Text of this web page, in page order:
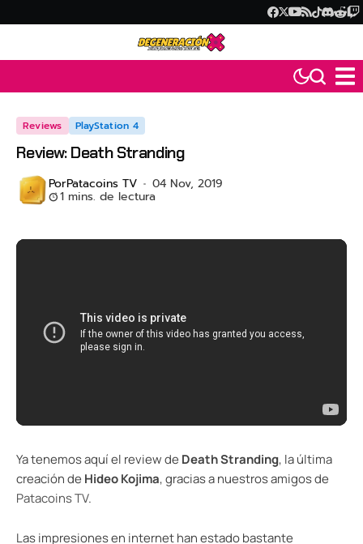
Reviews PlayStation 4
Review: Death Stranding
PorPatacoins TV 04 Nov, 2019
1 mins. de lectura
Ya tenemos aquí el review de Death Stranding, la última
creación de Hideo Kojima, gracias a nuestros amigos de
Patacoins TV.
Las impresiones en internet han estado bastante